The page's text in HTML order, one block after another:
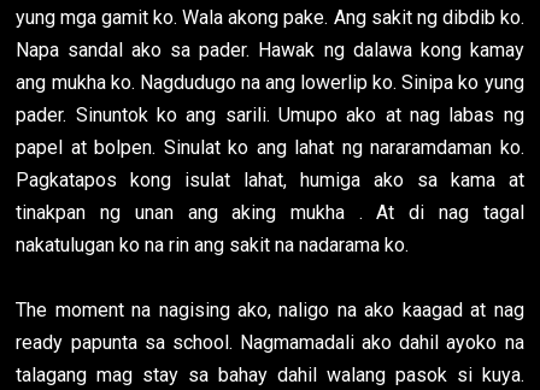
yung mga gamit ko. Wala akong pake. Ang sakit ng dibdib ko.
Napa sandal ako sa pader. Hawak ng dalawa kong kamay
ang mukha ko. Nagdudugo na ang lowerlip ko. Sinipa ko yung
pader. Sinuntok ko ang sarili. Umupo ako at nag labas ng
papel at bolpen. Sinulat ko ang lahat ng nararamdaman ko.
Pagkatapos kong isulat lahat, humiga ako sa kama at
tinakpan ng unan ang aking mukha . At di nag tagal
nakatulugan ko na rin ang sakit na nadarama ko.
The moment na nagising ako, naligo na ako kaagad at nag
ready papunta sa school. Nagmamadali ako dahil ayoko na
talagang mag stay sa bahay dahil walang pasok si kuya.